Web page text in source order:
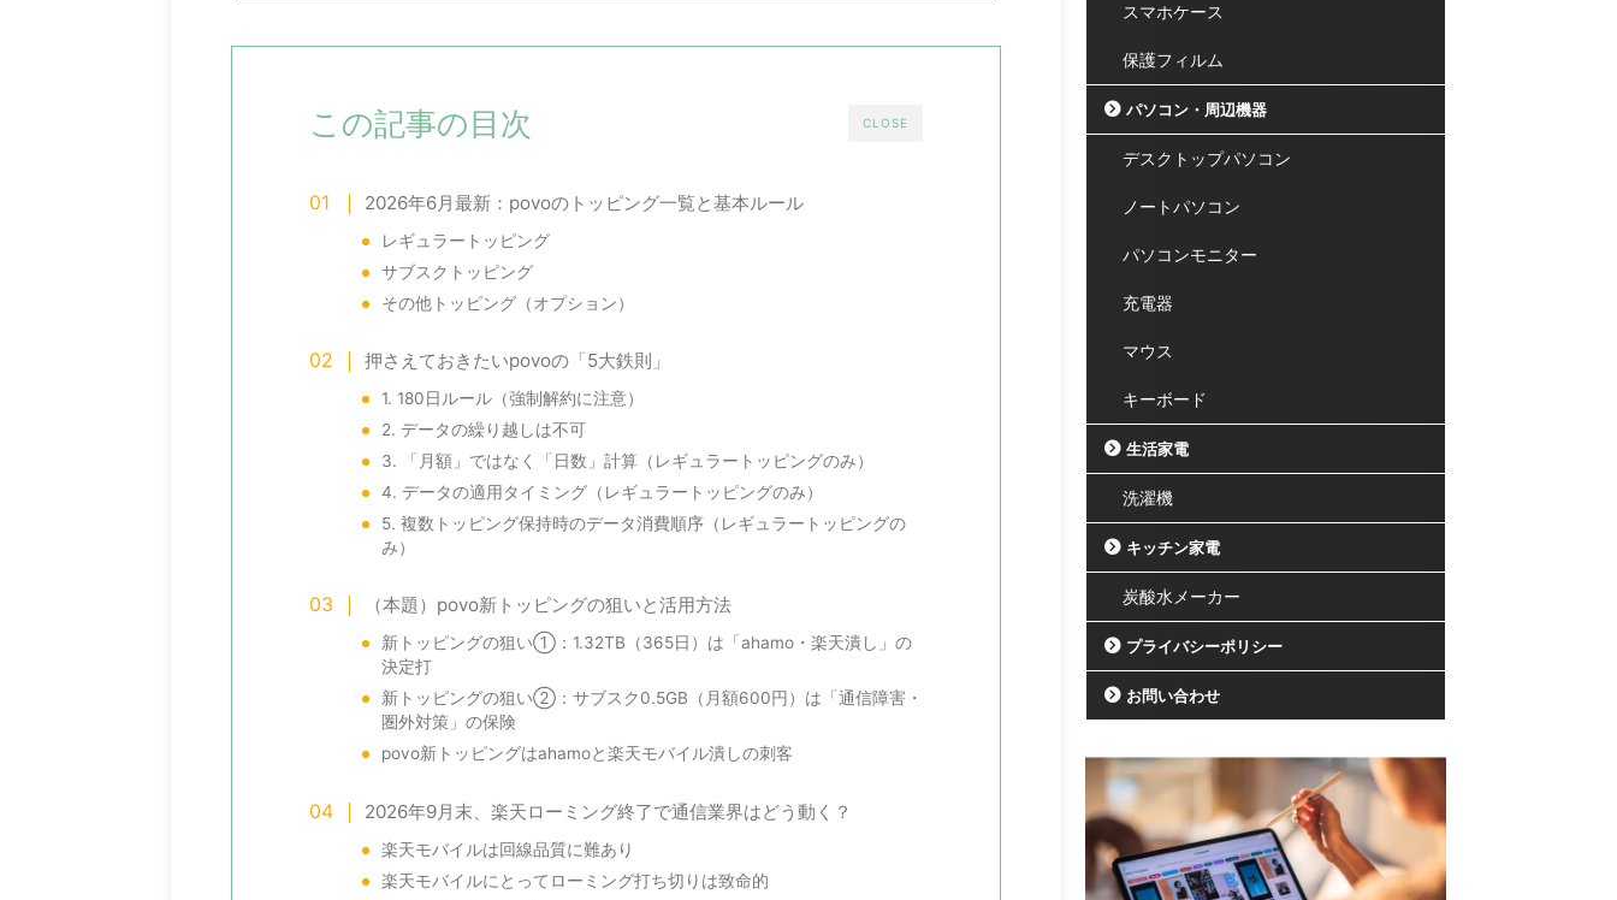
CLOSE
この記事の目次
2026年6月最新：povoのトッピング一覧と基本ルール
レギュラートッピング
サブスクトッピング
その他トッピング（オプション）
押さえておきたいpovoの「5大鉄則」
1. 180日ルール（強制解約に注意）
2. データの繰り越しは不可
3. 「月額」ではなく「日数」計算（レギュラートッピングのみ）
4. データの適用タイミング（レギュラートッピングのみ）
5. 複数トッピング保持時のデータ消費順序（レギュラートッピングの
み）
（本題）povo新トッピングの狙いと活用方法
新トッピングの狙い①：1.32TB（365日）は「ahamo・楽天潰し」の
決定打
新トッピングの狙い②：サブスク0.5GB（月額600円）は「通信障害・
圏外対策」の保険
povo新トッピングはahamoと楽天モバイル潰しの刺客
2026年9月末、楽天ローミング終了で通信業界はどう動く？
楽天モバイルは回線品質に難あり
楽天モバイルにとってローミング打ち切りは致命的
スマホケース
保護フィルム
パソコン・周辺機器
デスクトップパソコン
ノートパソコン
パソコンモニター
充電器
マウス
キーボード
生活家電
洗濯機
キッチン家電
炭酸水メーカー
プライバシーポリシー
お問い合わせ